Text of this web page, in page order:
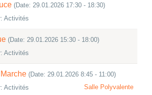
(Date: 29.01.2026 17:30 - 18:30)
Activités
(Date: 29.01.2026 15:30 - 18:00)
Activités
(Date: 29.01.2026 8:45 - 11:00)
Activités
Salle Polyvalente